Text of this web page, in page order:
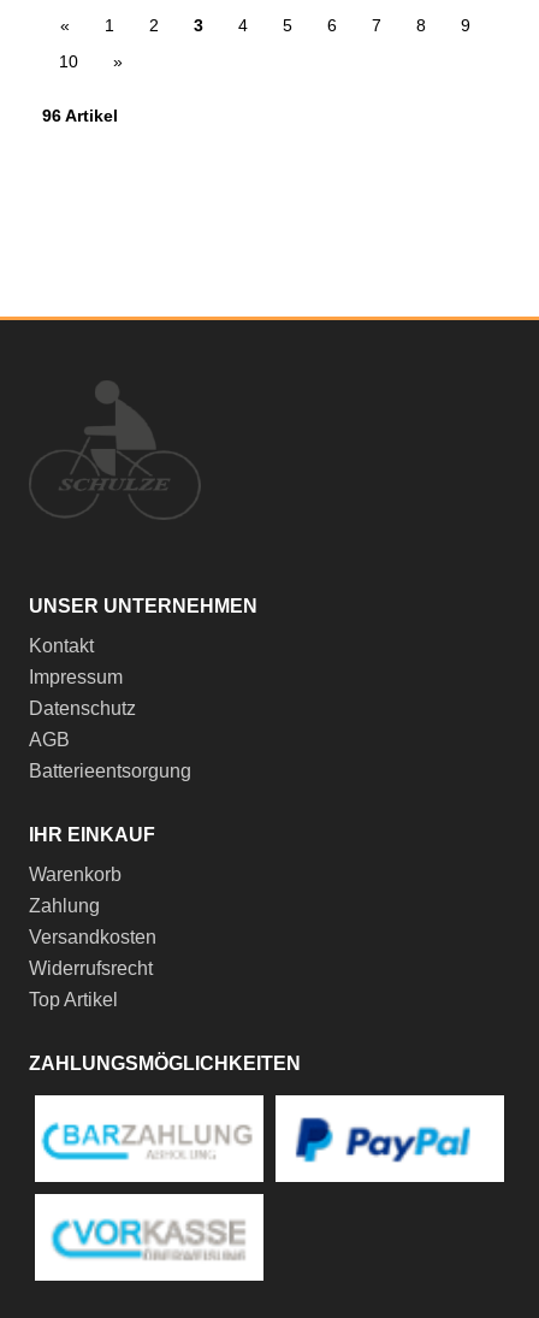
« 1 2 3 4 5 6 7 8
9
10
»
96 Artikel
UNSER UNTERNEHMEN
Kontakt
Impressum
Datenschutz
AGB
Batterieentsorgung
IHR EINKAUF
Warenkorb
Zahlung
Versandkosten
Widerrufsrecht
Top Artikel
ZAHLUNGSMÖGLICHKEITEN